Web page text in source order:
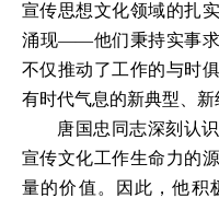
宣传思想文化领域的扎
涌现——他们秉持实事求
不仅推动了工作的与时
有时代气息的新典型、新
唐国忠同志深刻认
宣传文化工作生命力的
量的价值。因此，他积